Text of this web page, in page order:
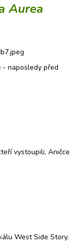
Aurea
- naposledy před
vystoupili, Aničce
West Side Story.